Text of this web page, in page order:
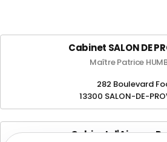
Cabinet SALON DE
Maître Patrice
282 Boulevard
13300 SALON-DE-
Cabinet d'Aix-en-